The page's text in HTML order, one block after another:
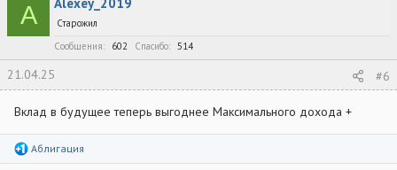
A
Старожил
Сообщения
602 Спасибо 514
21.04.25 #6
Вклад в будущее теперь выгоднее Максимального дохода +
Р
Аблигация